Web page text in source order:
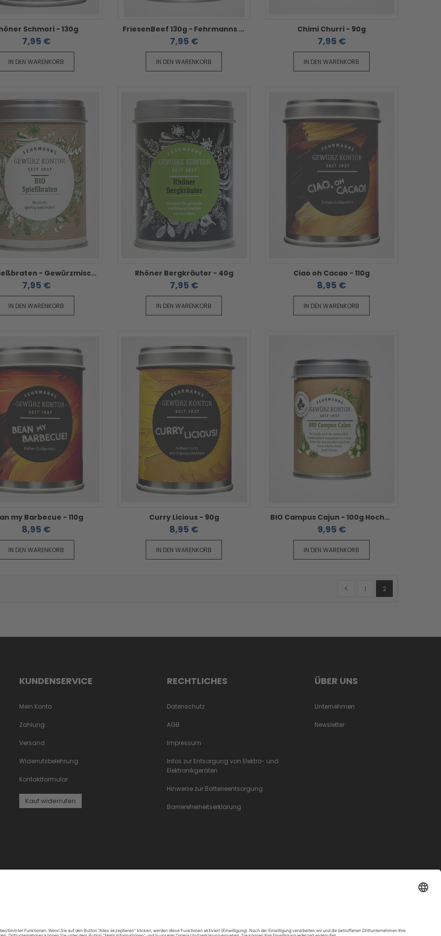
Schmori - 130g
7,95 €
IN DEN WARENKORB
FriesenBeef 130g - Fehrmanns Gewürz Kontor
7,95 €
IN DEN WARENKORB
Chimi Churri - 90g
7,95 €
IN DEN WARENKORB
BIO Spießbraten - Gewürzmischung 130g
7,95 €
IN DEN WARENKORB
Rhöner Bergkräuter - 40g
7,95 €
IN DEN WARENKORB
Ciao oh Cacao - 110g
8,95 €
IN DEN WARENKORB
my Barbecue - 110g
8,95 €
IN DEN WARENKORB
Curry Licious - 90g
8,95 €
IN DEN WARENKORB
BIO Campus Cajun - 100g Hochschule Fulda
9,95 €
IN DEN WARENKORB
Seite
Zurück Seite
1 Sie lesen gerade
2
KUNDENSERVICE
Mein Konto
Zahlung
Versand
Widerrufsbelehrung
Kontaktformular
Kauf widerrufen
RECHTLICHES
Datenschutz
AGB
Impressum
Infos zur Entsorgung von Elektro- und
Elektronikgeräten
Hinweise zur Batterieentsorgung
Barrierefreiheitserklärung
ÜBER UNS
Unternehmen
Newsletter